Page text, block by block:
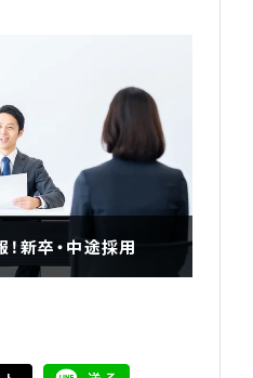
新卒・中途採用